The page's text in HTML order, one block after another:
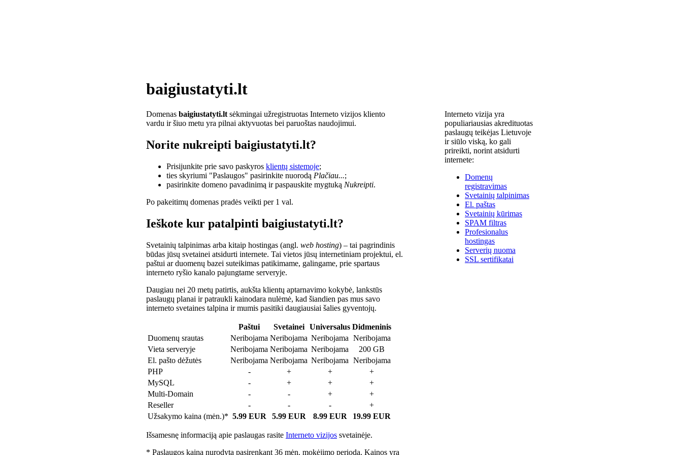
baigiustatyti.lt
Domenas baigiustatyti.lt sėkmingai užregistruotas Interneto vizijos kliento
vardu ir šiuo metu yra pilnai aktyvuotas bei paruoštas naudojimui.
Norite nukreipti baigiustatyti.lt?
Prisijunkite prie savo paskyros klientų sistemoje;
ties skyriumi "Paslaugos" pasirinkite nuorodą Plačiau...;
pasirinkite domeno pavadinimą ir paspauskite mygtuką Nukreipti.
Po pakeitimų domenas pradės veikti per 1 val.
Ieškote kur patalpinti baigiustatyti.lt?
Svetainių talpinimas arba kitaip hostingas (angl. web hosting) – tai pagrindinis
būdas jūsų svetainei atsidurti internete. Tai vietos jūsų internetiniam projektui, el.
paštui ar duomenų bazei suteikimas patikimame, galingame, prie spartaus
interneto ryšio kanalo pajungtame serveryje.
Daugiau nei 20 metų patirtis, aukšta klientų aptarnavimo kokybė, lankstūs
paslaugų planai ir patraukli kainodara nulėmė, kad šiandien pas mus savo
interneto svetaines talpina ir mumis pasitiki daugiausiai šalies gyventojų.
Paštui Svetainei Universalus Didmeninis
Duomenų srautas
Neribojama Neribojama Neribojama Neribojama
Vieta serveryje
Neribojama Neribojama Neribojama
200 GB
El. pašto dėžutės
Neribojama Neribojama Neribojama Neribojama
PHP
- + +
+
MySQL
- + +
+
Multi-Domain
- - +
+
Reseller
- - -
+
Užsakymo kaina (mėn.)* 5.99 EUR 5.99 EUR 8.99 EUR 19.99 EUR
Išsamesnę informaciją apie paslaugas rasite Interneto vizijos svetainėje.
* Paslaugos kaina nurodyta pasirenkant 36 mėn. mokėjimo periodą. Kainos yra
Interneto vizija yra
populiariausias akredituotas
paslaugų teikėjas Lietuvoje
ir siūlo viską, ko gali
prireikti, norint atsidurti
internete:
Domenų
registravimas
Svetainių talpinimas
El. paštas
Svetainių kūrimas
SPAM filtras
Profesionalus
hostingas
Serverių nuoma
SSL sertifikatai